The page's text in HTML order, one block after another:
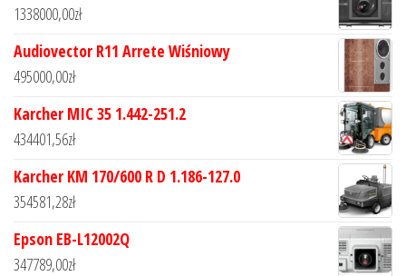
1338000,00zł
Audiovector R11 Arrete Wiśniowy
495000,00zł
Karcher MIC 35 1.442-251.2
434401,56zł
Karcher KM 170/600 R D 1.186-127.0
354581,28zł
Epson EB-L12002Q
347789,00zł